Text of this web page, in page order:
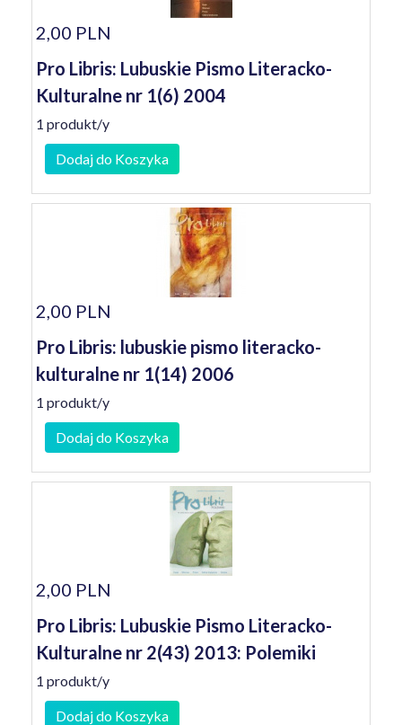
2,00 PLN
Pro Libris: Lubuskie Pismo Literacko-
Kulturalne nr 1(6) 2004
1 produkt/y
Dodaj do Koszyka
2,00 PLN
Pro Libris: lubuskie pismo literacko-
kulturalne nr 1(14) 2006
1 produkt/y
Dodaj do Koszyka
2,00 PLN
Pro Libris: Lubuskie Pismo Literacko-
Kulturalne nr 2(43) 2013: Polemiki
1 produkt/y
Dodaj do Koszyka